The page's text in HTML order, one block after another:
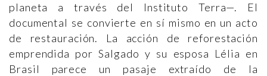
planeta a través del Instituto Terra—. El
documental se convierte en sí mismo en un acto
de restauración. La acción de reforestación
emprendida por Salgado y su esposa Lélia en
Brasil parece un pasaje extraído de la